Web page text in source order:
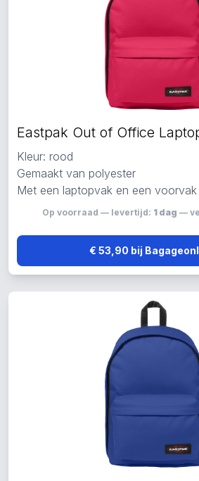
Kleur: rood
Gemaakt van polyester
Met een laptopvak en een voorvak
Op voorraad — levertijd: 1 dag —
€ 53,90 bij